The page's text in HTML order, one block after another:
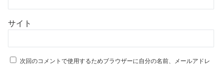
サイト
次回のコメントで使用するためブラウザーに自分の名前、メールアドレ